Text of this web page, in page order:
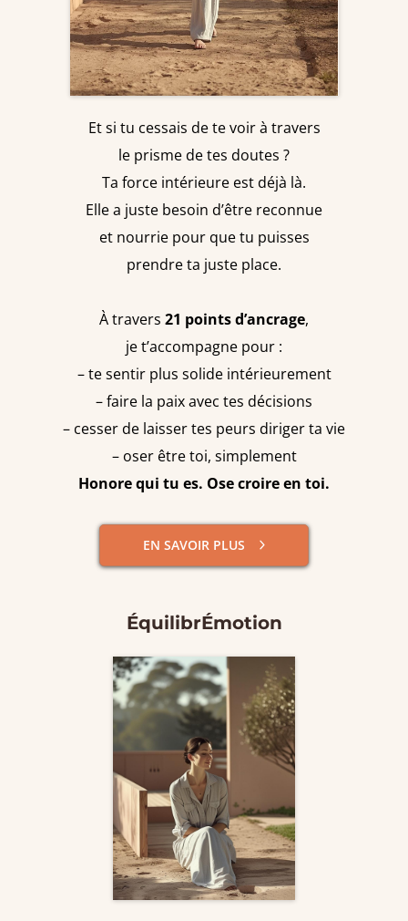
Et si tu cessais de te voir à travers
le prisme de tes doutes ?
Ta force intérieure est déjà là.
Elle a juste besoin d’être reconnue
et nourrie pour que tu puisses
prendre ta juste place.
À travers 21 points d’ancrage,
je t’accompagne pour :
– te sentir plus solide intérieurement
– faire la paix avec tes décisions
– cesser de laisser tes peurs diriger ta vie
– oser être toi, simplement
Honore qui tu es. Ose croire en toi.
EN SAVOIR PLUS
ÉquilibrÉmotion